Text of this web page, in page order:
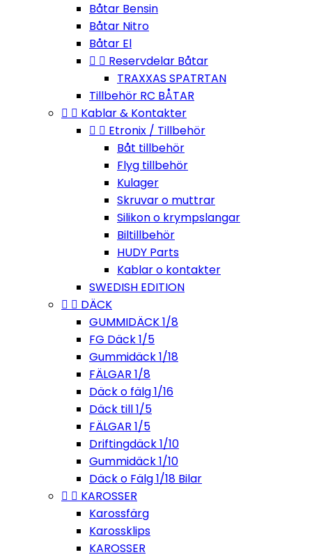
Båtar Bensin
Båtar Nitro
Båtar El
  Reservdelar Båtar
TRAXXAS SPATRTAN
Tillbehör RC BÅTAR
  Kablar & Kontakter
  Etronix / Tillbehör
Båt tillbehör
Flyg tillbehör
Kulager
Skruvar o muttrar
Silikon o krympslangar
Biltillbehör
HUDY Parts
Kablar o kontakter
SWEDISH EDITION
  DÄCK
GUMMIDÄCK 1/8
FG Däck 1/5
Gummidäck 1/18
FÄLGAR 1/8
Däck o fälg 1/16
Däck till 1/5
FÄLGAR 1/5
Driftingdäck 1/10
Gummidäck 1/10
Däck o Fälg 1/18 Bilar
  KAROSSER
Karossfärg
Karossklips
KAROSSER